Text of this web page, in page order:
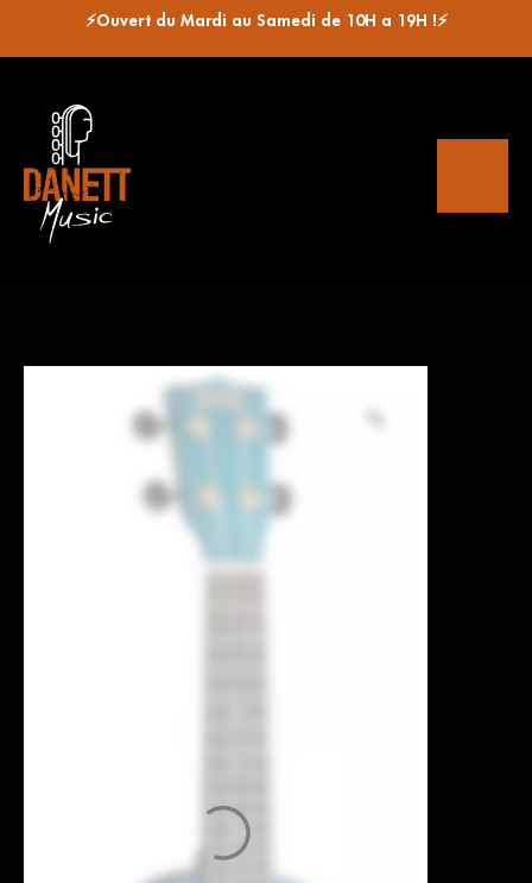
⚡Ouvert du Mardi au Samedi de 10H a 19H !⚡